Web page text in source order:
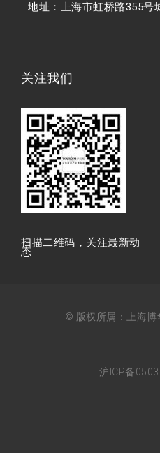
地址：上海市虹桥路355号
关注我们
扫描⼆维码，关注最新动
态
© 版权所属：上海博
沪ICP备